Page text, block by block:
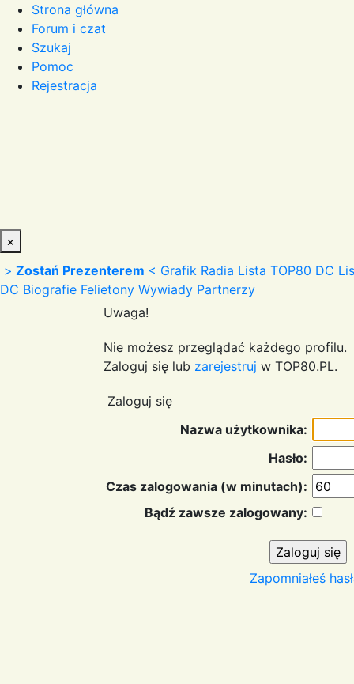
Strona główna
Forum i czat
Szukaj
Pomoc
Rejestracja
×
> Zostań Prezenterem < Grafik Radia Lista TOP80 DC
DC Biografie Felietony Wywiady Partnerzy
Uwaga!
Nie możesz przeglądać każdego profilu.
Zaloguj się lub zarejestruj w TOP80.PL.
Zaloguj się
Nazwa użytkownika:
Hasło:
Czas zalogowania (w minutach):
Bądź zawsze zalogowany:
Zapomniałeś